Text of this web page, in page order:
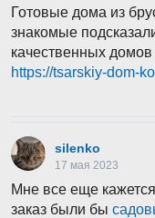
Готовые дома из
знакомые
качественных
https://tsarskiy-dom-
silenko
17 мая 2023
Мне все еще
заказ были бы